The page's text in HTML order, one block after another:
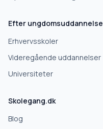
Efter ungdomsuddannelse
Erhvervsskoler
Videregående uddannelser
Universiteter
Skolegang.dk
Blog